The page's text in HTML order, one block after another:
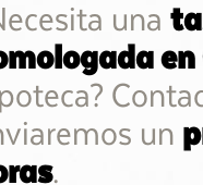
una
un
.